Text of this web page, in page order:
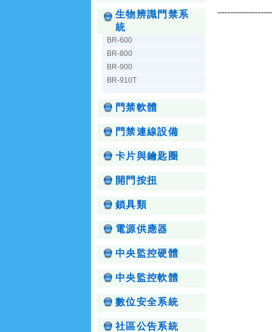
生物辨識門禁系
統
BR-600
BR-800
BR-900
BR-910T
門禁軟體
門禁連線設備
卡片與鑰匙圈
開門按扭
鎖具類
電源供應器
中央監控硬體
中央監控軟體
數位安全系統
社區公告系統